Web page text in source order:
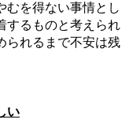
むを得ない事情とし
するものと考えられ
られるまで不安は残
い